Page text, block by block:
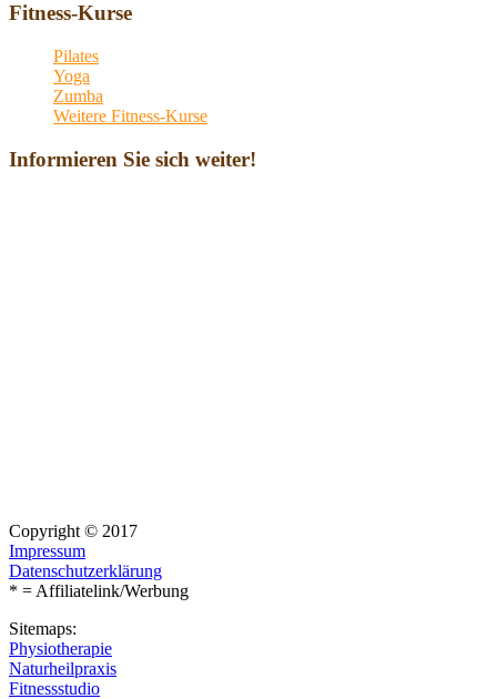
Fitness-Kurse
Pilates
Yoga
Zumba
Weitere Fitness-Kurse
Informieren Sie sich weiter!
Copyright © 2017
Impressum
Datenschutzerklärung
* = Affiliatelink/Werbung
Sitemaps:
Physiotherapie
Naturheilpraxis
Fitnessstudio